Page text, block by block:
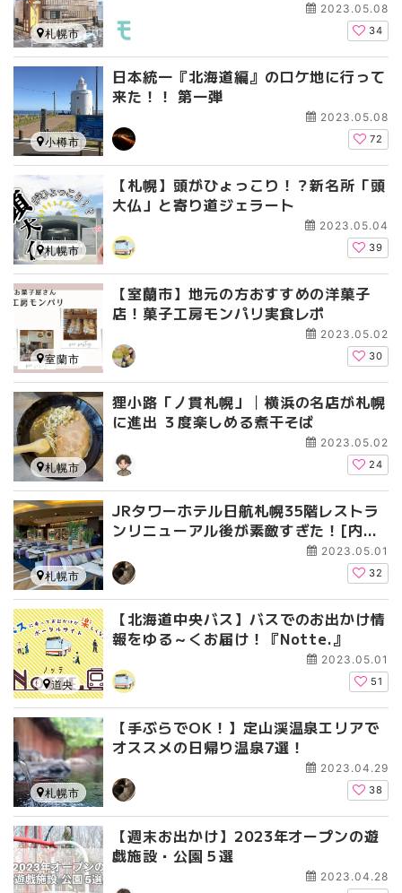
2023.05.08
34
札幌市
日本統一『北海道編』のロケ地に行って
来た！！ 第一弾
2023.05.08
72
小樽市
【札幌】頭がひょっこり！？新名所「頭
大仏」と寄り道ジェラート
2023.05.04
39
札幌市
【室蘭市】地元の方おすすめの洋菓子
店！菓子工房モンパリ実食レポ
2023.05.02
30
室蘭市
狸小路「丿貫札幌」│横浜の名店が札幌
に進出 ３度楽しめる煮干そば
2023.05.02
24
札幌市
JRタワーホテル日航札幌35階レストラ
ンリニューアル後が素敵すぎた！[内覧
2023.05.01
32
札幌市
【北海道中央バス】バスでのお出かけ情
報をゆる～くお届け！『Notte.』
2023.05.01
51
道央
【手ぶらでOK！】定山渓温泉エリアで
オススメの日帰り温泉7選！
2023.04.29
38
札幌市
【週末お出かけ】2023年オープンの遊
戯施設・公園５選
2023.04.28